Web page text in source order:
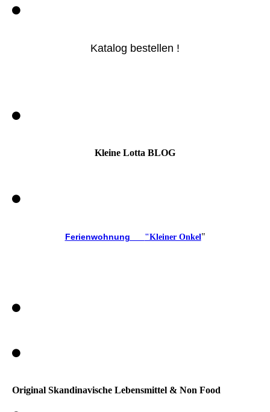
Katalog bestellen !
Kleine Lotta BLOG
Ferienwohnung "Kleiner Onkel"
Original Skandinavische Lebensmittel & Non Food